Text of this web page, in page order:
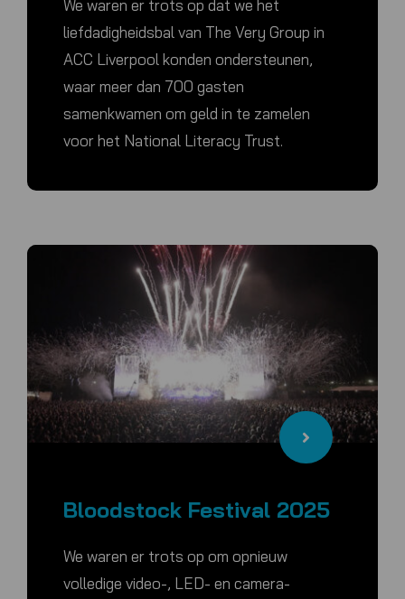
We waren er trots op dat we het
liefdadigheidsbal van The Very Group in
ACC Liverpool konden ondersteunen,
waar meer dan 700 gasten
samenkwamen om geld in te zamelen
voor het National Literacy Trust.
Bloodstock Festival 2025
We waren er trots op om opnieuw
volledige video-, LED- en camera-